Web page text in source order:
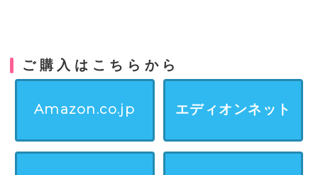
ご購入はこちらから
Amazon.co.jp エディオンネット